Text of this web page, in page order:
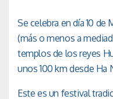
Se celebra en día 10 de
(más o menos a
templos de los reyes
unos 100 km desde Ha
Este es un festival